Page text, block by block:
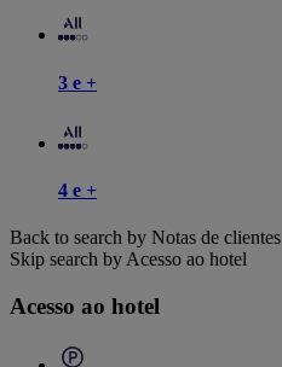
3 e +
4 e +
Back to search by Notas de clientes
Skip search by Acesso ao hotel
Acesso ao hotel